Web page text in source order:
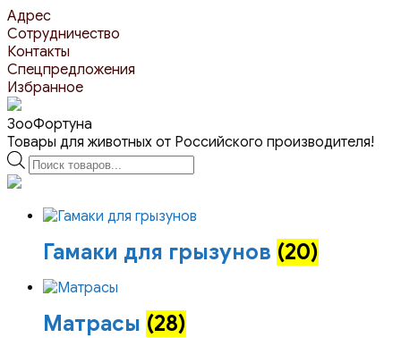
Перейти
к
контенту
Адрес
Сотрудничество
Контакты
Спецпредложения
Избранное
ЗооФортуна
Товары для животных от Российского производителя!
Поиск
товаров
Гамаки для грызунов (20)
Матрасы (28)